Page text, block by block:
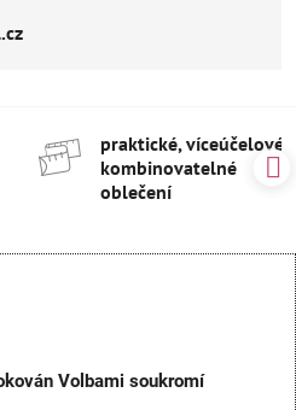
praktické, víceúčelové
kombinovatelné
oblečení
Volbami soukromí